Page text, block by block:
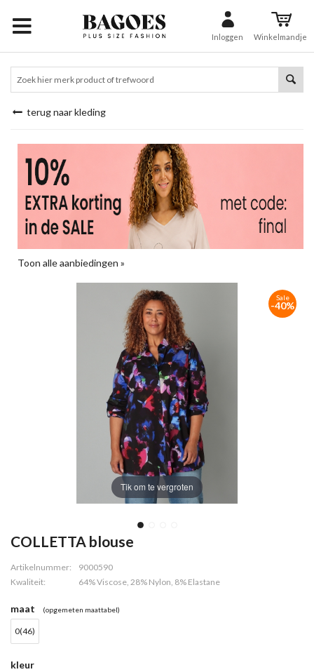
Inloggen Winkelmandje
terug naar kleding
Toon alle aanbiedingen »
Tik om te vergroten
Sale
-40%
COLLETTA blouse
Artikelnummer:
9000590
Kwaliteit:
64% Viscose, 28% Nylon, 8% Elastane
maat (opgemeten maattabel)
0(46)
kleur